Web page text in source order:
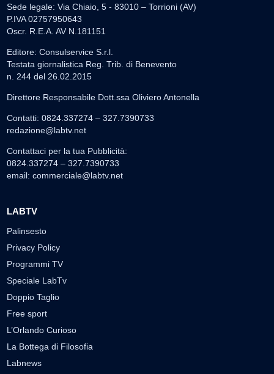
Sede legale: Via Chiaio, 5 - 83010 – Torrioni (AV)
P.IVA 02757950643
Oscr. R.E.A. AV N.181151
Editore: Consulservice S.r.l.
Testata giornalistica Reg. Trib. di Benevento
n. 244 del 26.02.2015
Direttore Responsabile Dott.ssa Oliviero Antonella
Contatti: 0824.337274 – 327.7390733
redazione@labtv.net
Contattaci per la tua Pubblicità:
0824.337274 – 327.7390733
email: commerciale@labtv.net
LABTV
Palinsesto
Privacy Policy
Programmi TV
Speciale LabTv
Doppio Taglio
Free sport
L’Orlando Curioso
La Bottega di Filosofia
Labnews